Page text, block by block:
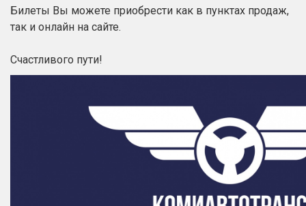
Билеты Вы можете приобрести как в пунктах продаж,
так и онлайн на сайте.
Счастливого пути!